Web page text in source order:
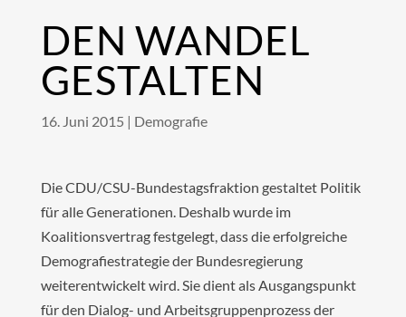
DEN WANDEL
GESTALTEN
16. Juni 2015 | Demografie
Die CDU/CSU-Bundestagsfraktion gestaltet Politik
für alle Generationen. Deshalb wurde im
Koalitionsvertrag festgelegt, dass die erfolgreiche
Demografiestrategie der Bundesregierung
weiterentwickelt wird. Sie dient als Ausgangspunkt
für den Dialog- und Arbeitsgruppenprozess der